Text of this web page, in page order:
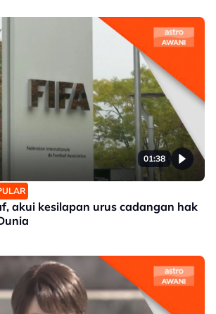
01:38
akui kesilapan urus cadangan hak